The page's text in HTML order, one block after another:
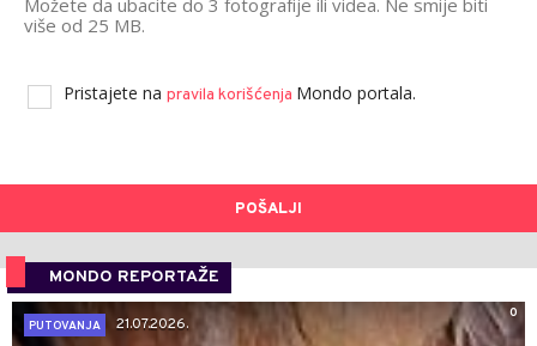
više od 25 MB.
Pristajete na pravila korišćenja Mondo portala.
POŠALJI
MONDO REPORTAŽE
0
PUTOVANJA
21.07.2026.